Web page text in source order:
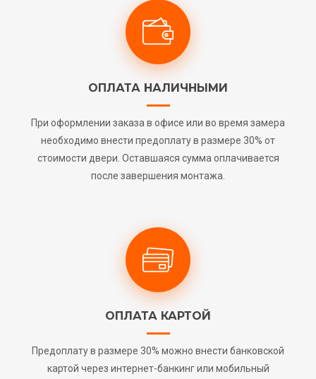
ОПЛАТА НАЛИЧНЫМИ
При оформлении заказа в офисе или во время замера
необходимо внести предоплату в размере 30% от
стоимости двери. Оставшаяся сумма оплачивается
после завершения монтажа.
ОПЛАТА КАРТОЙ
Предоплату в размере 30% можно внести банковской
картой через интернет-банкинг или мобильный